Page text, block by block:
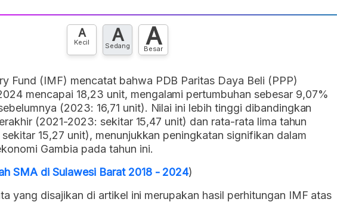
A
Kecil A
Sedang A
Besar
Fund (IMF) mencatat bahwa PDB Paritas Daya Beli (PPP)
mencapai 18,23 unit, mengalami pertumbuhan sebesar 9,07%
(2023: 16,71 unit). Nilai ini lebih tinggi dibandingkan
(2021-2023: sekitar 15,47 unit) dan rata-rata lima tahun
15,27 unit), menunjukkan peningkatan signifikan dalam
Gambia pada tahun ini.
SMA di Sulawesi Barat 2018 - 2024)
yang disajikan di artikel ini merupakan hasil perhitungan IMF atas